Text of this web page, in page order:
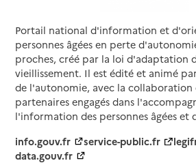
Portail national d'information et
personnes âgées en perte
proches, créé par la loi d'adaptation
vieillissement. Il est édité et animé
de l'autonomie, avec la collaboration
partenaires engagés dans
l'information des personnes âgées et
info.gouv.fr
service-public.fr
data.gouv.fr